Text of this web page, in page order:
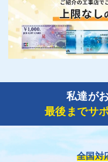
私達が
最後までサ
全国対